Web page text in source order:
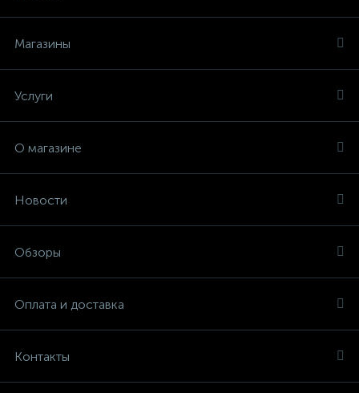
Магазины
Услуги
О магазине
Новости
Обзоры
Оплата и доставка
Контакты